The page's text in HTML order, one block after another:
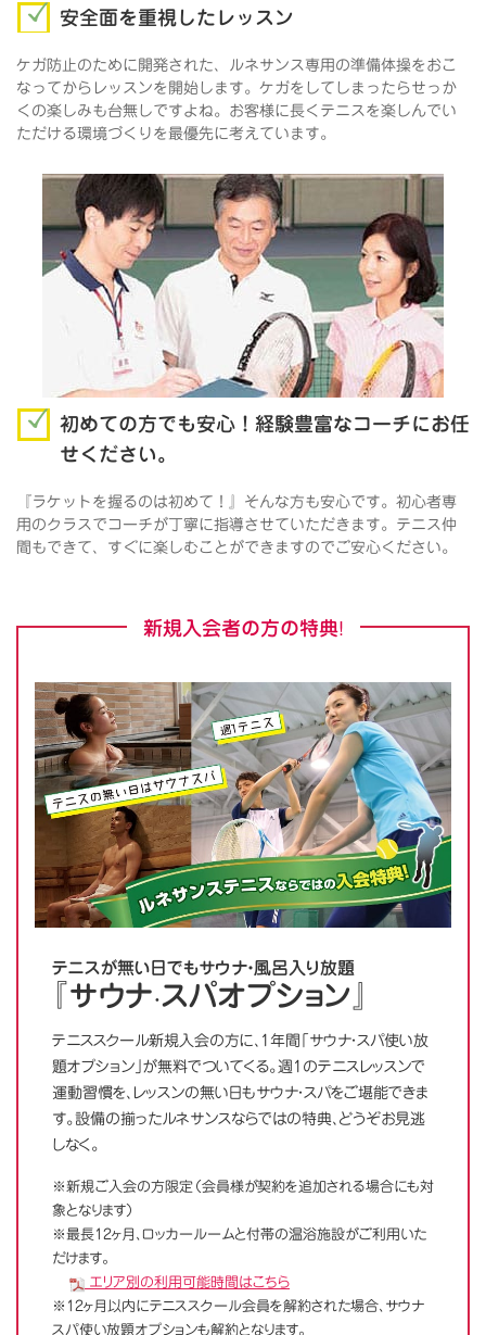
安全面を重視したレッスン
ケガ防止のために開発された、ルネサンス専用の準備体操をおこ
なってからレッスンを開始します。ケガをしてしまったらせっか
くの楽しみも台無しですよね。お客様に長くテニスを楽しんでい
ただける環境づくりを最優先に考えています。
初めての方でも安心！経験豊富なコーチにお任
せください。
『ラケットを握るのは初めて！』そんな方も安心です。初心者専
用のクラスでコーチが丁寧に指導させていただきます。テニス仲
間もできて、すぐに楽しむことができますのでご安心ください。
新規入会者の方の特典!
テニスが無い日でもサウナ・風呂入り放題
『サウナ·スパオプション』
テニススクール新規入会の方に、1年間「サウナ・スパ使い放
題オプション」が無料でついてくる。週1のテニスレッスンで
運動習慣を、レッスンの無い日もサウナ・スパをご堪能できま
す。設備の揃ったルネサンスならではの特典、どうぞお見逃
しなく。
※新規ご入会の方限定（会員様が契約を追加される場合にも対
象となります）
※最長12ヶ月、ロッカールームと付帯の温浴施設がご利用いた
だけます。
エリア別の利用可能時間はこちら
※12ヶ月以内にテニススクール会員を解約された場合、サウナ
スパ使い放題オプションも解約となります。